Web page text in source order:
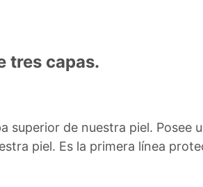
tres capas.
superior de nuestra piel.
piel. Es la primera línea